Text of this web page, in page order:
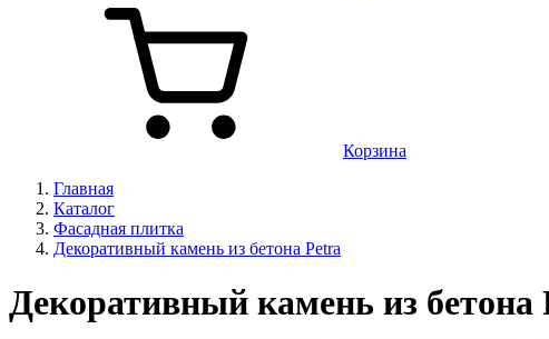
Корзина
Главная
Каталог
Фасадная плитка
Декоративный камень из бетона Petra
Декоративный камень из